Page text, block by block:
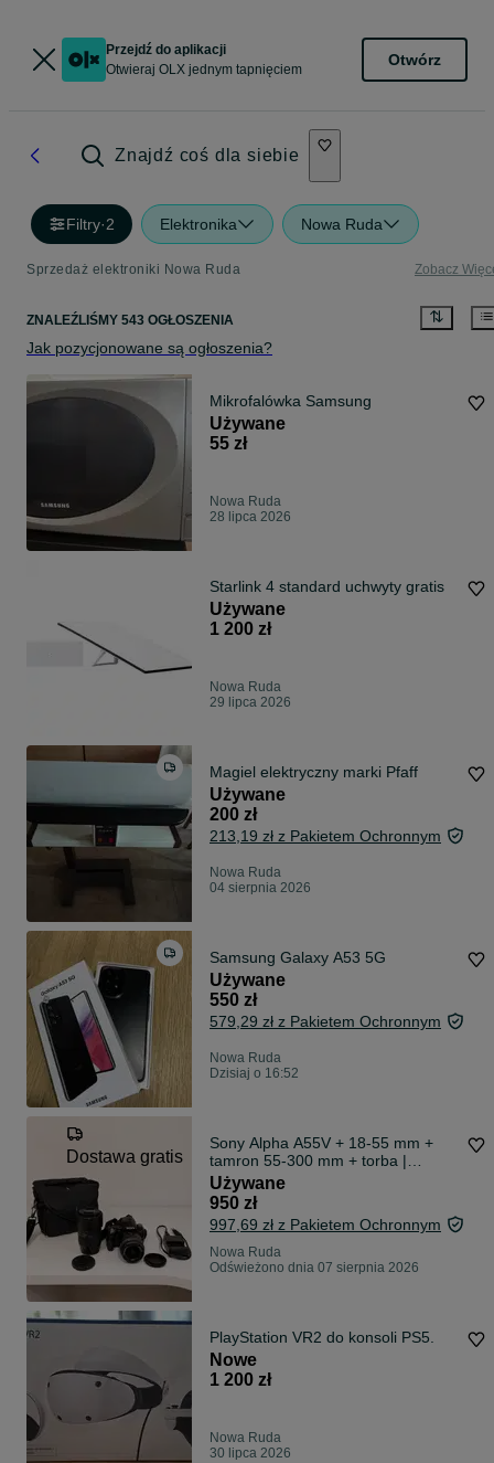
Przejdź do aplikacji
Otwieraj OLX jednym tapnięciem
Otwórz
Znajdź coś dla siebie
Filtry·2 Elektronika Nowa Ruda
Sprzedaż elektroniki Nowa Ruda Zobacz
ZNALEŹLIŚMY 543 OGŁOSZENIA
Jak pozycjonowane są ogłoszenia?
Mikrofalówka Samsung
Używane
55 zł
Nowa Ruda
28 lipca 2026
Starlink 4 standard uchwyty gratis
Używane
1 200 zł
Nowa Ruda
29 lipca 2026
Magiel elektryczny marki Pfaff
Używane
200 zł
213,19 zł z Pakietem Ochronnym
Nowa Ruda
04 sierpnia 2026
Samsung Galaxy A53 5G
Używane
550 zł
579,29 zł z Pakietem Ochronnym
Nowa Ruda
Dzisiaj o 16:52
Dostawa gratis
Sony Alpha A55V + 18-55 mm +
tamron 55-300 mm + torba |
Zestaw
Używane
950 zł
997,69 zł z Pakietem Ochronnym
Nowa Ruda
Odświeżono dnia 07 sierpnia 2026
PlayStation VR2 do konsoli PS5.
Nowe
1 200 zł
Nowa Ruda
30 lipca 2026